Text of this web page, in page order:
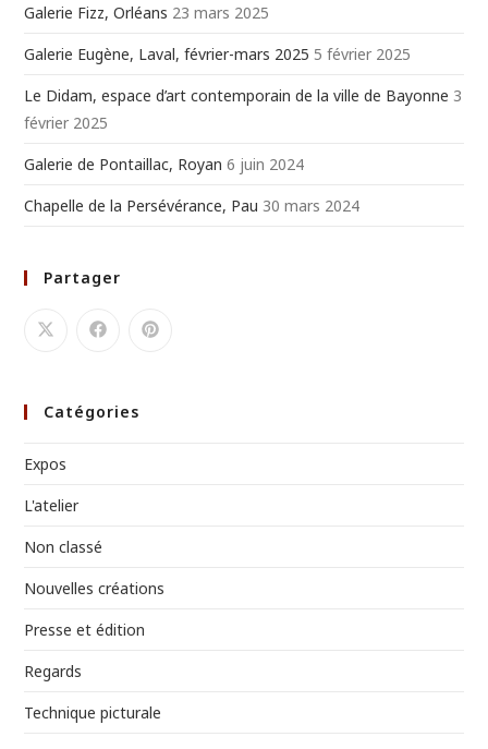
Galerie Fizz, Orléans 23 mars 2025
Galerie Eugène, Laval, février-mars 2025 5 février 2025
Le Didam, espace d’art contemporain de la ville de Bayonne 3
février 2025
Galerie de Pontaillac, Royan 6 juin 2024
Chapelle de la Persévérance, Pau 30 mars 2024
Partager
Catégories
Expos
L'atelier
Non classé
Nouvelles créations
Presse et édition
Regards
Technique picturale